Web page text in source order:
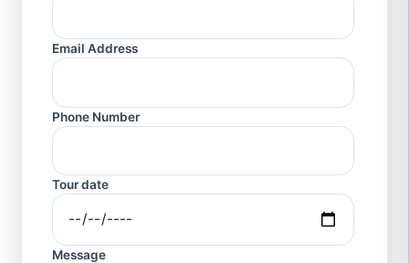
Email Address
Phone Number
Tour date
Message